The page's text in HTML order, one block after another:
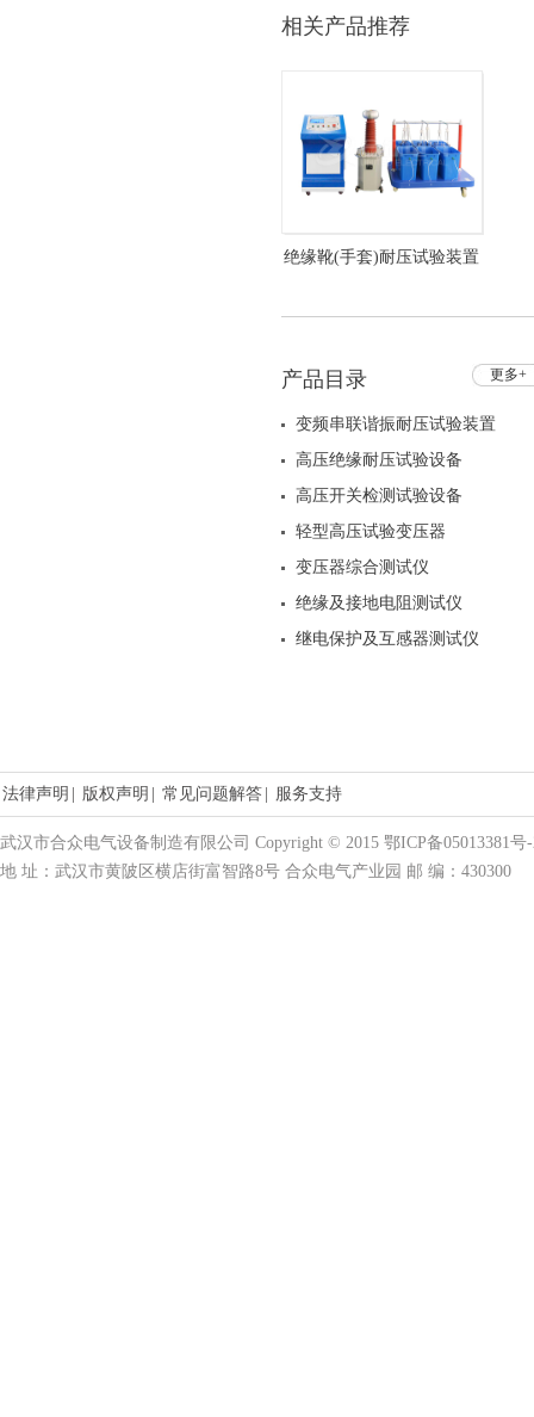
相关产品推荐
绝缘靴(手套)耐压试验装置
更多+
产品目录
变频串联谐振耐压试验装置
高压绝缘耐压试验设备
高压开关检测试验设备
轻型高压试验变压器
变压器综合测试仪
绝缘及接地电阻测试仪
继电保护及互感器测试仪
法律声明 版权声明 常见问题解答 服务支持
武汉市合众电气设备制造有限公司 Copyright © 2015 鄂ICP备05013381号
地 址：武汉市黄陂区横店街富智路8号 合众电气产业园 邮 编：430300